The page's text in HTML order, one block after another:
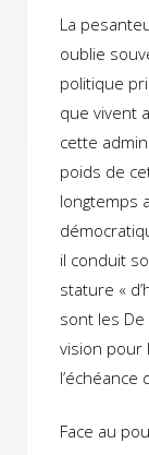
La
oublie
politique
que vivent
cette
poids de
longtemps
il conduit
stature «
sont les
vision pour
l’échéance
Face au